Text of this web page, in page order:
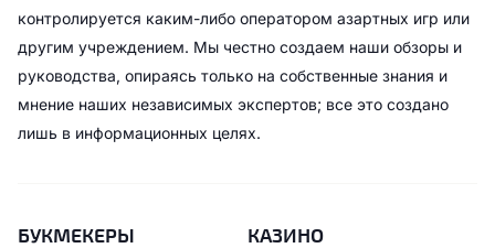
контролируется каким-либо оператором азартных игр или
другим учреждением. Мы честно создаем наши обзоры и
руководства, опираясь только на собственные знания и
мнение наших независимых экспертов; все это создано
лишь в информационных целях.
БУКМЕКЕРЫ КАЗИНО